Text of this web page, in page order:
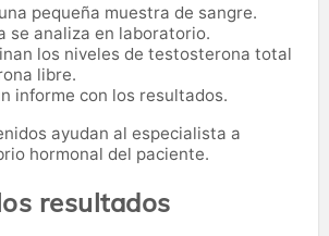
pequeña muestra de sangre.
se analiza en laboratorio.
los niveles de testosterona total
libre.
informe con los resultados.
ayudan al especialista a
hormonal del paciente.
resultados